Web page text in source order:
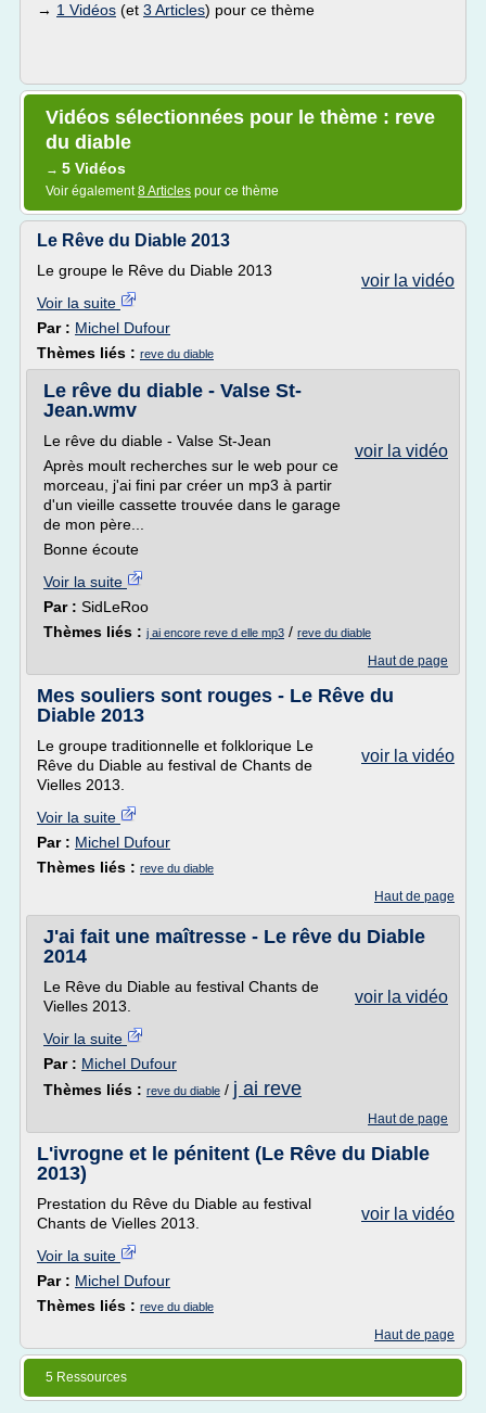
→ 1 Vidéos (et 3 Articles) pour ce thème
Vidéos sélectionnées pour le thème : reve
du diable
→ 5 Vidéos
Voir également8 Articles pour ce thème
Le Rêve du Diable 2013
voir la vidéo
Le groupe le Rêve du Diable 2013
Voir la suite
Par : Michel Dufour
Thèmes liés : reve du diable
Le rêve du diable - Valse St-
Jean.wmv
voir la vidéo
Le rêve du diable - Valse St-Jean
Après moult recherches sur le web pour ce
morceau, j'ai fini par créer un mp3 à partir
d'un vieille cassette trouvée dans le garage
de mon père...
Bonne écoute
Voir la suite
Par : SidLeRoo
Thèmes liés : j ai encore reve d elle mp3 / reve du diable
Haut de page
Mes souliers sont rouges - Le Rêve du
Diable 2013
voir la vidéo
Le groupe traditionnelle et folklorique Le
Rêve du Diable au festival de Chants de
Vielles 2013.
Voir la suite
Par : Michel Dufour
Thèmes liés : reve du diable
Haut de page
J'ai fait une maîtresse - Le rêve du Diable
2014
voir la vidéo
Le Rêve du Diable au festival Chants de
Vielles 2013.
Voir la suite
Par : Michel Dufour
Thèmes liés : reve du diable / j ai reve
Haut de page
L'ivrogne et le pénitent (Le Rêve du Diable
2013)
voir la vidéo
Prestation du Rêve du Diable au festival
Chants de Vielles 2013.
Voir la suite
Par : Michel Dufour
Thèmes liés : reve du diable
Haut de page
5 Ressources